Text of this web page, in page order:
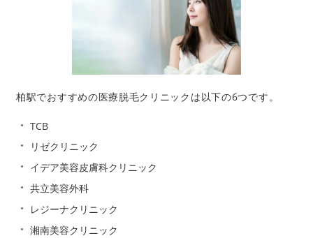
柏駅でおすすめの医療脱毛クリニックは以下の6つです。
TCB
リゼクリニック
イデア美容皮膚科クリニック
共立美容外科
レジーナクリニック
湘南美容クリニック